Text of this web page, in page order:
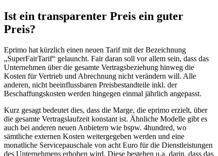
Ist ein transparenter Preis ein guter
Preis?
Eprimo hat kürzlich einen neuen Tarif mit der Bezeichnung
„SuperFairTarif“ gelauncht. Fair daran soll vor allem sein, dass das
Unternehmen über die gesamte Vertragsbeziehung hinweg die
Kosten für Vertrieb und Abrechnung nicht verändern will. Alle
anderen, nicht beeinflussbaren Preisbestandteile inkl. der
Beschaffungskosten werden hingegen einmal jährlich angepasst.
Kurz gesagt bedeutet dies, dass die Marge, die eprimo erzielt, über
die gesamte Vertragslaufzeit konstant ist. Ähnliche Modelle gibt es
auch bei anderen neuen Anbietern wie bspw. 4hundred, wo
sämtliche externen Kosten weitergegeben werden und eine
monatliche Servicepauschale von acht Euro für die Dienstleistungen
des Unternehmens erhoben wird. Diese bestehen u.a. darin, dass das